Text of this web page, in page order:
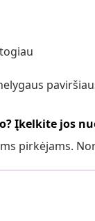
Įkelkite jos
pirkėjams.